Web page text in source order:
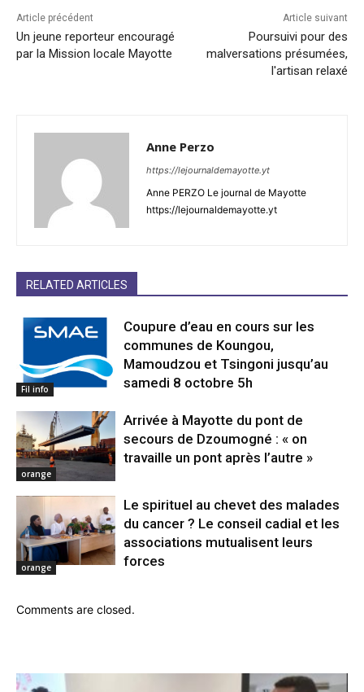
Article précédent
Un jeune reporteur encouragé
par la Mission locale Mayotte
Article suivant
Poursuivi pour des
malversations présumées,
l'artisan relaxé
Anne Perzo
https://lejournaldemayotte.yt
Anne PERZO Le journal de Mayotte
https://lejournaldemayotte.yt
RELATED ARTICLES
Fil info
Coupure d’eau en cours sur les
communes de Koungou,
Mamoudzou et Tsingoni jusqu’au
samedi 8 octobre 5h
orange
Arrivée à Mayotte du pont de
secours de Dzoumogné : « on
travaille un pont après l’autre »
orange
Le spirituel au chevet des malades
du cancer ? Le conseil cadial et les
associations mutualisent leurs
forces
Comments are closed.